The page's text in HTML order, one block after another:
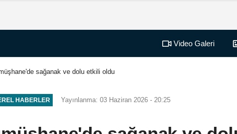
Video Galeri
sağanak ve dolu etkili oldu
HABERLER Yayınlanma: 03 Haziran 2026 - 20:25